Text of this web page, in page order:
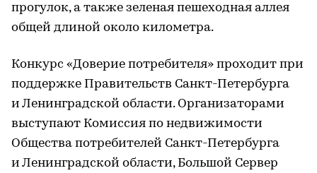
прогулок, а также зеленая пешеходная аллея
общей длиной около километра.
Конкурс «Доверие потребителя» проходит при
поддержке Правительств Санкт-Петербурга
и Ленинградской области. Организаторами
выступают Комиссия по недвижимости
Общества потребителей Санкт-Петербурга
и Ленинградской области, Большой Сервер